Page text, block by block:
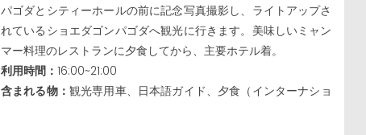
パゴダとシティーホールの前に記念写真撮影し、ライトアップさ
れているショエダゴンパゴダへ観光に行きます。美味しいミャン
マー料理のレストランに夕食してから、主要ホテル着。
利用時間： 16:00~21:00
含まれる物： 観光専用車、日本語ガイド、夕食（インターナショ